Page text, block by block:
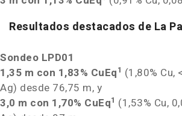
Resultados destacados de La
Sondeo LPD01
1,35 m con 1,83% CuEq1 (1,80% Cu,
Ag) desde 76,75 m, y
3,0 m con 1,70% CuEq1 (1,53% Cu,